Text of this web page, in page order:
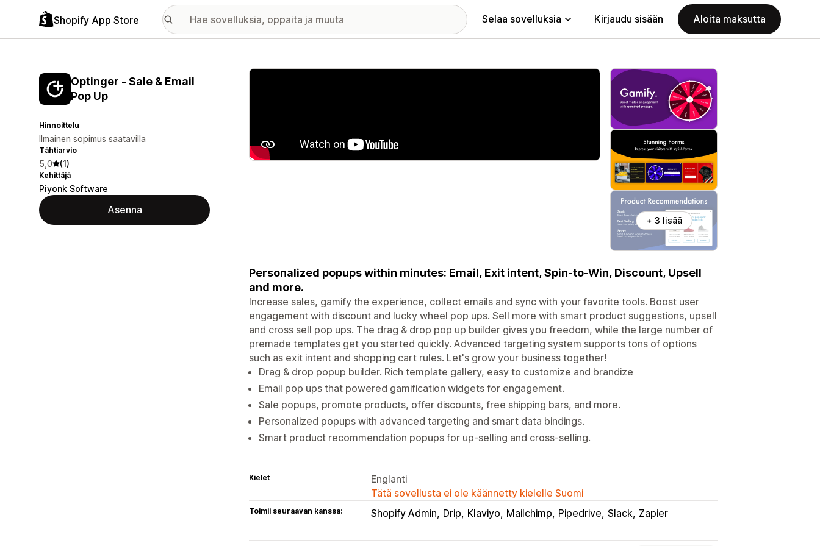
Shopify App Store Selaa sovelluksia Kirjaudu sisään Aloita maksutta
Optinger ‑ Sale & Email
Pop Up
Hinnoittelu
Ilmainen sopimus saatavilla
Tähtiarvio
5,0 (1)
Kehittäjä
Piyonk Software
Asenna
Esittelykuvagalleria
+ 3 lisää
Personalized popups within minutes: Email, Exit intent, Spin-to-Win, Discount, Upsell
and more.
Increase sales, gamify the experience, collect emails and sync with your favorite tools. Boost user
engagement with discount and lucky wheel pop ups. Sell more with smart product suggestions, upsell
and cross sell pop ups. The drag & drop pop up builder gives you freedom, while the large number of
premade templates get you started quickly. Advanced targeting system supports tons of options
such as exit intent and shopping cart rules. Let's grow your business together!
Drag & drop popup builder. Rich template gallery, easy to customize and brandize
Email pop ups that powered gamification widgets for engagement.
Sale popups, promote products, offer discounts, free shipping bars, and more.
Personalized popups with advanced targeting and smart data bindings.
Smart product recommendation popups for up-selling and cross-selling.
Kielet
Englanti
Tätä sovellusta ei ole käännetty kielelle Suomi
Toimii seuraavan kanssa: Shopify Admin Drip Klaviyo Mailchimp Pipedrive Slack Zapier